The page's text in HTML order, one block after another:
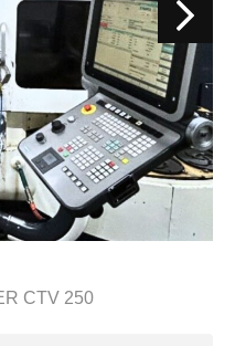
CTV 250